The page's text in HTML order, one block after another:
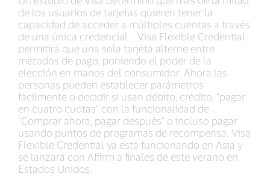
de los usuarios de tarjetas quieren tener la
capacidad de acceder a múltiples cuentas a través
de una única credencial. Visa Flexible Credential
permitirá que una sola tarjeta alterne entre
métodos de pago, poniendo el poder de la
elección en manos del consumidor. Ahora las
personas pueden establecer parámetros
fácilmente o decidir si usan débito, crédito, “pagar
en cuatro cuotas” con la funcionalidad de
“Comprar ahora, pagar después” o incluso pagar
usando puntos de programas de recompensa. Visa
Flexible Credential ya está funcionando en Asia y
se lanzará con Affirm a finales de este verano en
Estados Unidos.